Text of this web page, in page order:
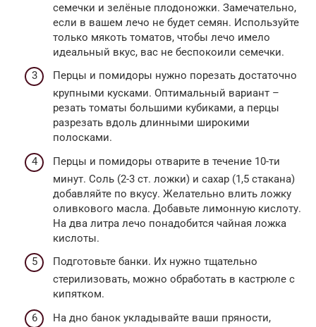
семечки и зелёные плодоножки. Замечательно,
если в вашем лечо не будет семян. Используйте
только мякоть томатов, чтобы лечо имело
идеальный вкус, вас не беспокоили семечки.
Перцы и помидоры нужно порезать достаточно
крупными кусками. Оптимальный вариант –
резать томаты большими кубиками, а перцы
разрезать вдоль длинными широкими
полосками.
Перцы и помидоры отварите в течение 10-ти
минут. Соль (2-3 ст. ложки) и сахар (1,5 стакана)
добавляйте по вкусу. Желательно влить ложку
оливкового масла. Добавьте лимонную кислоту.
На два литра лечо понадобится чайная ложка
кислоты.
Подготовьте банки. Их нужно тщательно
стерилизовать, можно обработать в кастрюле с
кипятком.
На дно банок укладывайте ваши пряности,